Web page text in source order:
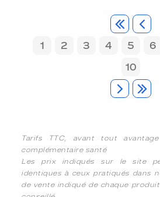
1 2 3 4 5 6
10
Tarifs TTC, avant tout
complémentaire santé
Les prix indiqués sur le site
identiques à ceux pratiqués dans
de vente indiqué de chaque